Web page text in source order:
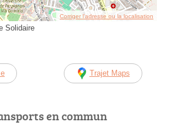
Corriger l’adresse ou la localisation
Solidaire
Trajet Maps
en commun